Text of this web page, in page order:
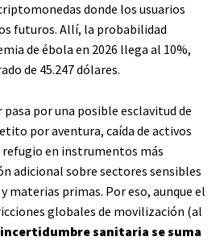
donde los usuarios
futuros. Allí, la probabilidad
de ébola en 2026 llega al 10%,
de 45.247 dólares.
por una posible esclavitud de
por aventura, caída de activos
refugio en instrumentos más
adicional sobre sectores sensibles
materias primas. Por eso, aunque el
globales de movilización (al
sanitaria se suma